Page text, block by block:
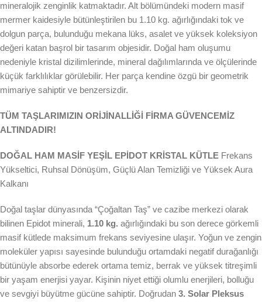
mineralojik zenginlik katmaktadır. Alt bölümündeki modern masif
mermer kaidesiyle bütünleştirilen bu 1.10 kg. ağırlığındaki tok ve
dolgun parça, bulunduğu mekana lüks, asalet ve yüksek koleksiyon
değeri katan başrol bir tasarım objesidir. Doğal ham oluşumu
nedeniyle kristal dizilimlerinde, mineral dağılımlarında ve ölçülerinde
küçük farklılıklar görülebilir. Her parça kendine özgü bir geometrik
mimariye sahiptir ve benzersizdir.
TÜM TAŞLARIMIZIN ORİJİNALLİĞİ FİRMA GÜVENCEMİZ
ALTINDADIR!
DOĞAL HAM MASİF YEŞİL EPİDOT KRİSTAL KÜTLE Frekans
Yükseltici, Ruhsal Dönüşüm, Güçlü Alan Temizliği ve Yüksek Aura
Kalkanı
Doğal taşlar dünyasında “Çoğaltan Taş” ve cazibe merkezi olarak
bilinen Epidot minerali, 1.10 kg. ağırlığındaki bu son derece görkemli
masif kütlede maksimum frekans seviyesine ulaşır. Yoğun ve zengin
moleküler yapısı sayesinde bulunduğu ortamdaki negatif durağanlığı
bütünüyle absorbe ederek ortama temiz, berrak ve yüksek titreşimli
bir yaşam enerjisi yayar. Kişinin niyet ettiği olumlu enerjileri, bolluğu
ve sevgiyi büyütme gücüne sahiptir. Doğrudan 3. Solar Pleksus